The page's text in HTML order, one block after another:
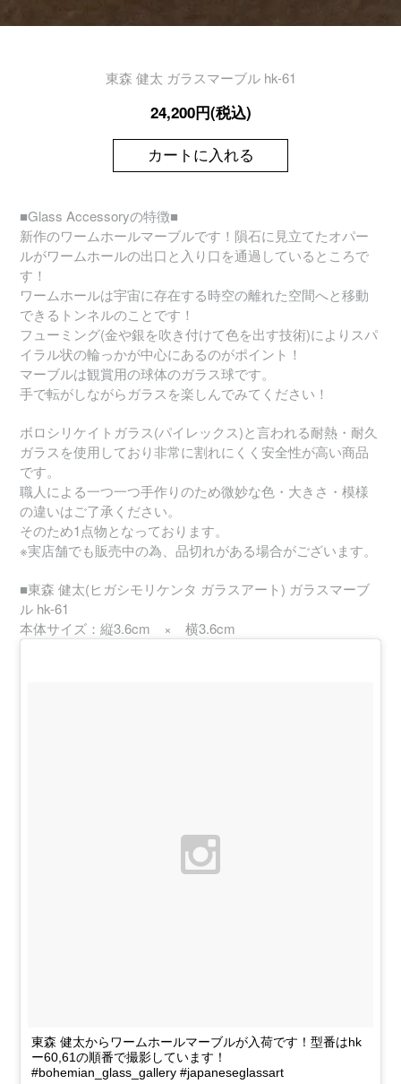
東森 健太 ガラスマーブル hk-61
24,200円(税込)
カートに入れる
■Glass Accessoryの特徴■
新作のワームホールマーブルです！隕石に見立てたオパー
ルがワームホールの出口と入り口を通過しているところで
す！
ワームホールは宇宙に存在する時空の離れた空間へと移動
できるトンネルのことです！
フューミング(金や銀を吹き付けて色を出す技術)によりスパ
イラル状の輪っかが中心にあるのがポイント！
マーブルは観賞用の球体のガラス球です。
手で転がしながらガラスを楽しんでみてください！
ボロシリケイトガラス(パイレックス)と言われる耐熱・耐久
ガラスを使用しており非常に割れにくく安全性が高い商品
です。
職人による一つ一つ手作りのため微妙な色・大きさ・模様
の違いはご了承ください。
そのため1点物となっております。
※実店舗でも販売中の為、品切れがある場合がございます。
■東森 健太(ヒガシモリケンタ ガラスアート) ガラスマーブ
ル hk-61
本体サイズ：縦3.6cm × 横3.6cm
東森 健太からワームホールマーブルが入荷です！型番はhk
ー60,61の順番で撮影しています！
#bohemian_glass_gallery #japaneseglassart